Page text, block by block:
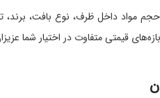
مواد داخل ظرف، نوع بافت، برند،
بازه‌های قیمتی متفاوت در اختیار شما